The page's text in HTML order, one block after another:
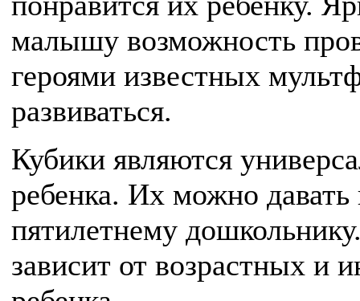
малышу возможность
героями известных
развиваться.
Кубики являются
ребенка. Их можно
пятилетнему
зависит от возрастных и